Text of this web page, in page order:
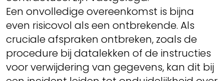
Een onvolledige overeenkomst is bijna
even risicovol als een ontbrekende. Als
cruciale afspraken ontbreken, zoals de
procedure bij datalekken of de instructies
voor verwijdering van gegevens, kan dit bij